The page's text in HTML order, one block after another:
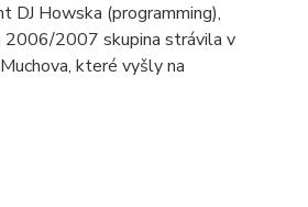
DJ Howska (programming),
2006/2007 skupina strávila v
které vyšly na